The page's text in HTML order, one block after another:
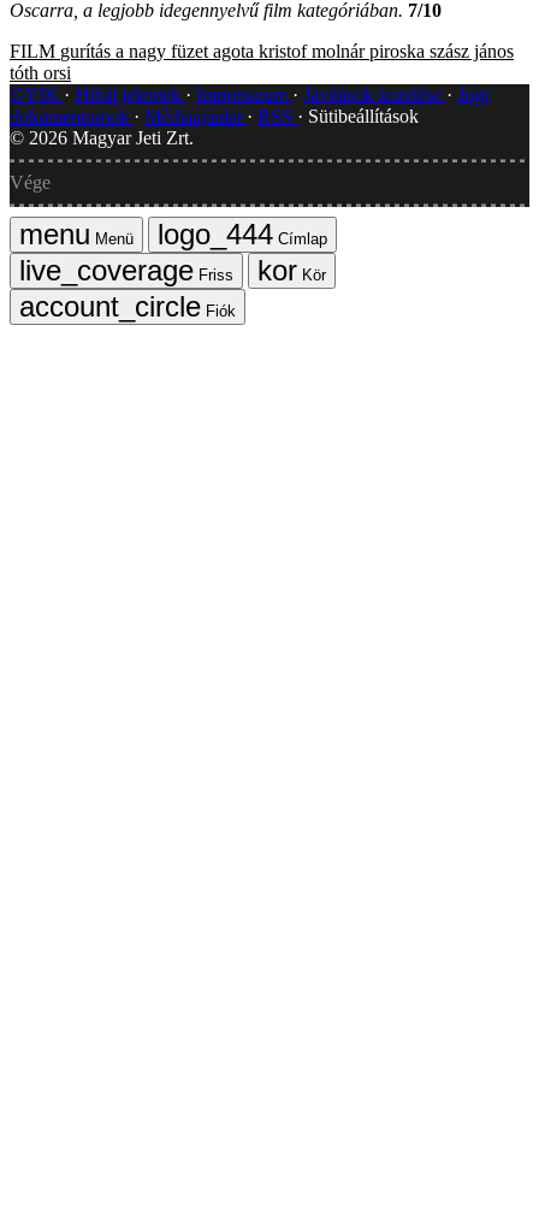
Oscarra, a legjobb idegennyelvű film kategóriában. 7/10
FILM gurítás a nagy füzet agota kristof molnár piroska szász jános
tóth orsi
GYIK
Hibát jelentek Impresszum Javítások kezelése
Jogi
dokumentumok
Médiaajánlat RSS
Sütibeállítások
© 2026 Magyar Jeti Zrt.
Vége
Menü
Címlap
Friss
Kör
Fiók